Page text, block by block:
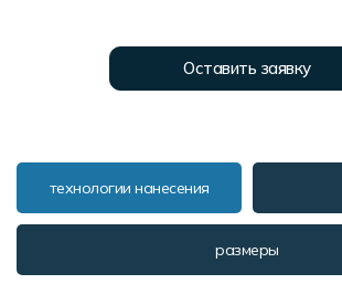
Оставить заявку
технологии нанесения
размеры
Распродажа
Реквизиты
Пользовательское соглашение